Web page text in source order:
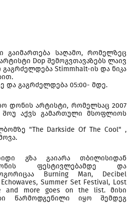
გაიმართება საღამო, რომელზეც
Dop შემოგვთავაზებს ლაივ
გაგრძელდება Stimmhalt-ის და ნიკა
და გაგრძელდება 05:00- მდე.
დონის არტისტი, რომელსაც 2007
შოუ აქვს გამართული მსოფლიოს
"The Darkside Of The Cool" ,
გზა გაიარა თბილისიდან
ფესტივლებამდე და
Burning Man, Decibel
Summer Set Festival, Lost
and more goes on the list. მისი
წარმოდგენილი იყო შემდეგ